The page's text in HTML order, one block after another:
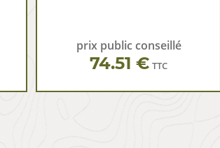
prix public conseillé
74.51 € TTC